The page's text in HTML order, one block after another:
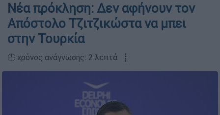
Νέα πρόκληση: Δεν αφήνουν τον
Απόστολο Τζιτζικώστα να μπει
στην Τουρκία
🕛 χρόνος ανάγνωσης: 2 λεπτά ┋